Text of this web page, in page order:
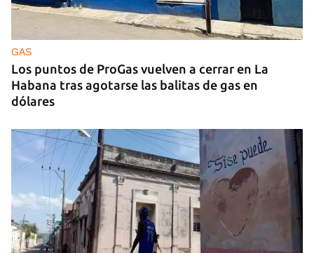
GAS
Los puntos de ProGas vuelven a cerrar en La
Habana tras agotarse las balitas de gas en
dólares